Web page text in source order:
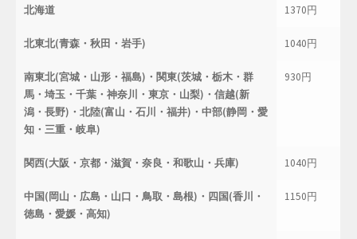
北海道 1370円
北東北(青森・秋田・岩手) 1040円
南東北(宮城・山形・福島)・関東(茨城・栃木・群
馬・埼玉・千葉・神奈川・東京・山梨)・信越(新
潟・長野)・北陸(富山・石川・福井)・中部(静岡・愛
知・三重・岐阜)
930円
関西(大阪・京都・滋賀・奈良・和歌山・兵庫) 1040円
中国(岡山・広島・山口・鳥取・島根)・四国(香川・
徳島・愛媛・高知)
1150円